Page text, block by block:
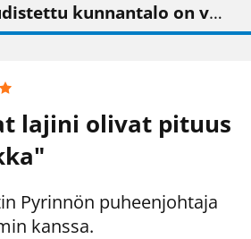
pitäisi näkyä hieman parempana painojäljen laatuna lehdessä
kunnantalo on valoisa
käynnistämässä uudelleen keskustavisiotyön”
totuttu elämään omavaraisemmin kuin kaupungissa"
lajini olivat pituus
Pyrinnön puheenjohtaja
kanssa.